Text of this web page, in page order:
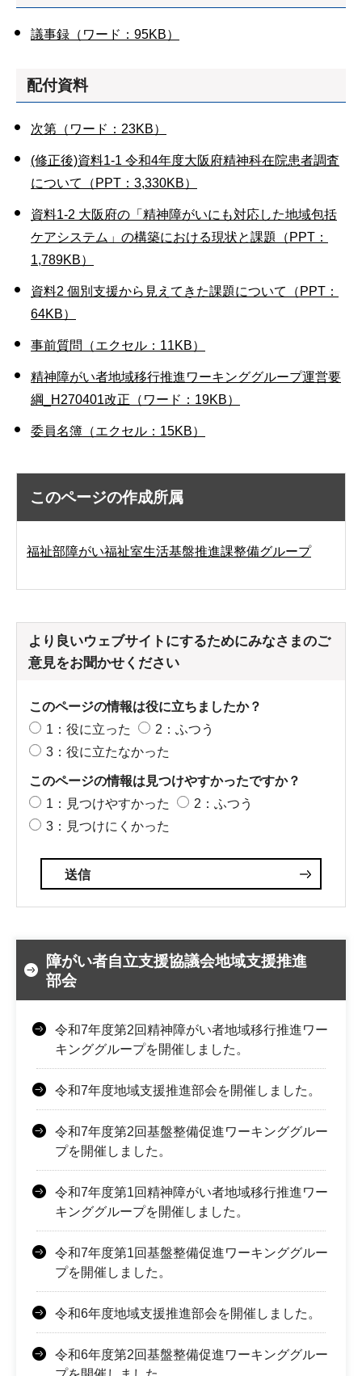
議事録（ワード：95KB）
配付資料
次第（ワード：23KB）
(修正後)資料1-1 令和4年度大阪府精神科在院患者調査
について（PPT：3,330KB）
資料1-2 大阪府の「精神障がいにも対応した地域包括
ケアシステム」の構築における現状と課題（PPT：
1,789KB）
資料2 個別支援から見えてきた課題について（PPT：
64KB）
事前質問（エクセル：11KB）
精神障がい者地域移行推進ワーキンググループ運営要
綱_H270401改正（ワード：19KB）
委員名簿（エクセル：15KB）
このページの作成所属
福祉部障がい福祉室生活基盤推進課整備グループ
より良いウェブサイトにするためにみなさまのご
意見をお聞かせください
このページの情報は役に立ちましたか？
1：役に立った
2：ふつう
3：役に立たなかった
このページの情報は見つけやすかったですか？
1：見つけやすかった
2：ふつう
3：見つけにくかった
障がい者自立支援協議会地域支援推進
部会
令和7年度第2回精神障がい者地域移行推進ワー
キンググループを開催しました。
令和7年度地域支援推進部会を開催しました。
令和7年度第2回基盤整備促進ワーキンググルー
プを開催しました。
令和7年度第1回精神障がい者地域移行推進ワー
キンググループを開催しました。
令和7年度第1回基盤整備促進ワーキンググルー
プを開催しました。
令和6年度地域支援推進部会を開催しました。
令和6年度第2回基盤整備促進ワーキンググルー